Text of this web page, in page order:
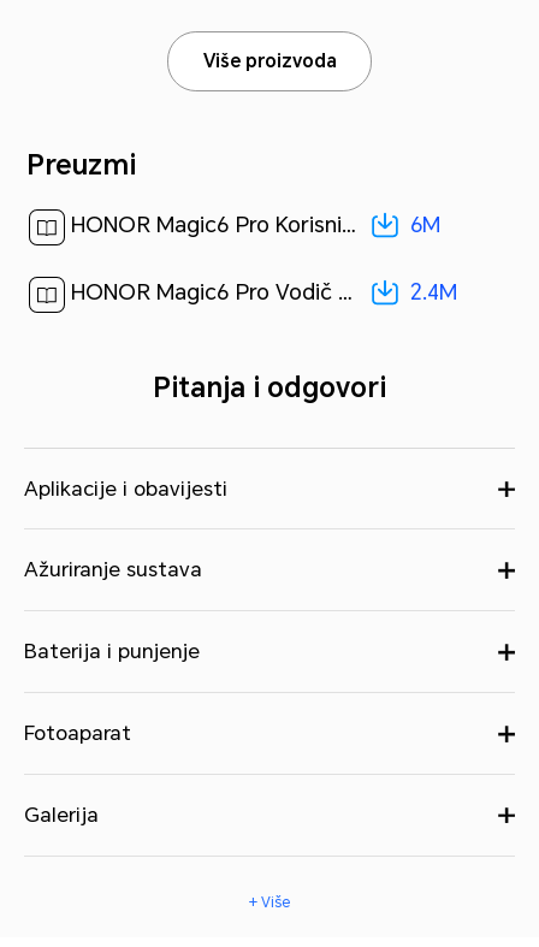
Više proizvoda
Preuzmi
HONOR Magic6 Pro Korisnički priručnik-(MagicOS 8.0_01,hr)[ 6M ] 6M
HONOR Magic6 Pro Vodič za brzi početak-(Magic OS 8.0_01,BVL-N49,hr)[ 2.4M ] 2.4M
Pitanja i odgovori
Aplikacije i obavijesti
Ažuriranje sustava
Baterija i punjenje
Fotoaparat
Galerija
+ Više